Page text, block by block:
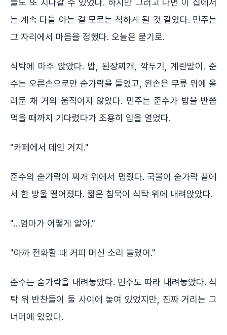
늘도 또 지나갈 수 있었다. 하지만 그러고 나면 이 집에서
는 계속 다들 아는 걸 모르는 척하게 될 것 같았다. 민주는
그 자리에서 마음을 정했다. 오늘은 묻기로.
식탁에 마주 앉았다. 밥, 된장찌개, 깍두기, 계란말이. 준
수는 오른손으로만 숟가락을 들었고, 왼손은 무릎 위에 올
려둔 채 거의 움직이지 않았다. 민주는 준수가 밥을 반쯤
먹을 때까지 기다렸다가 조용히 입을 열었다.
"카페에서 데인 거지."
준수의 숟가락이 찌개 위에서 멈췄다. 국물이 숟가락 끝에
서 한 방울 떨어졌다. 짧은 침묵이 식탁 위에 내려앉았다.
"…엄마가 어떻게 알아."
"아까 전화할 때 커피 머신 소리 들렸어."
준수는 숟가락을 내려놓았다. 민주도 따라 내려놓았다. 식
탁 위 반찬들이 둘 사이에 놓여 있었지만, 진짜 거리는 그
너머에 있었다.